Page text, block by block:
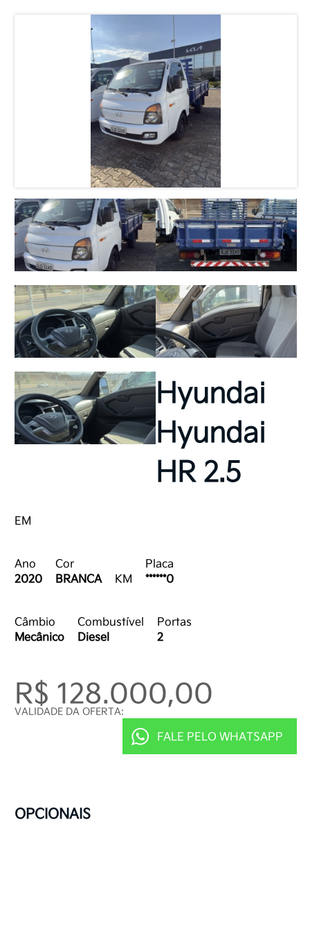
Hyundai
Hyundai
HR 2.5
EM
Ano
2020
Cor
BRANCA
KM
Placa
******0
Câmbio
Mecânico
Combustível
Diesel
Portas
2
R$ 128.000,00
VALIDADE DA OFERTA:
FALE PELO WHATSAPP
OPCIONAIS